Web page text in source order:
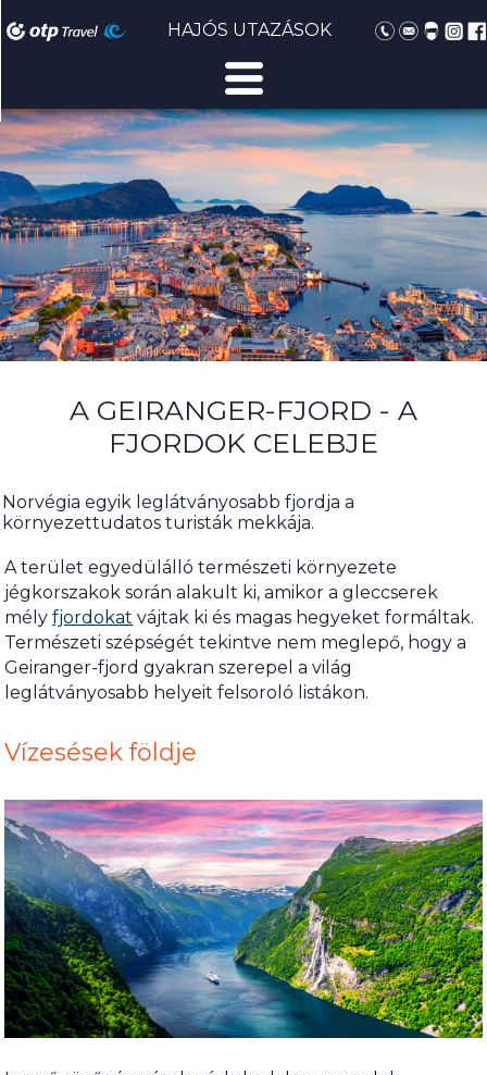
HAJÓS UTAZÁSOK
A GEIRANGER-FJORD - A
FJORDOK CELEBJE
Norvégia egyik leglátványosabb fjordja a
környezettudatos turisták mekkája.
A terület egyedülálló természeti környezete
jégkorszakok során alakult ki, amikor a gleccserek
mélyfjordokat vájtak ki és magas hegyeket formáltak.
Természeti szépségét tekintve nem meglepő, hogy a
Geiranger-fjord gyakran szerepel a világ
leglátványosabb helyeit felsoroló listákon.
Vízesések földje